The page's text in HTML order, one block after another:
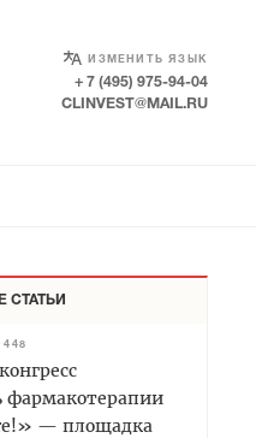
ИЗМЕНИТЬ ЯЗЫК
SELECT LANGUAGE
+ 7 (495) 975-94-04
CLINVEST@MAIL.RU
СТАТЬИ
448
фармакотерапии
— площадка